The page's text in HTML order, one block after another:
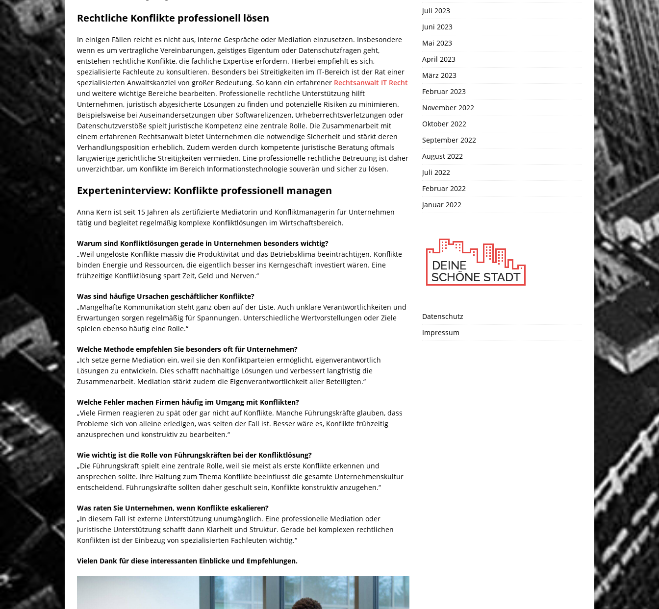
Rechtliche Konflikte professionell lösen
In einigen Fällen reicht es nicht aus, interne Gespräche oder Mediation einzusetzen. Insbesondere
wenn es um vertragliche Vereinbarungen, geistiges Eigentum oder Datenschutzfragen geht,
entstehen rechtliche Konflikte, die fachliche Expertise erfordern. Hierbei empfiehlt es sich,
spezialisierte Fachleute zu konsultieren. Besonders bei Streitigkeiten im IT-Bereich ist der Rat einer
spezialisierten Anwaltskanzlei von großer Bedeutung. So kann ein erfahrener Rechtsanwalt IT Recht
und weitere wichtige Bereiche bearbeiten. Professionelle rechtliche Unterstützung hilft
Unternehmen, juristisch abgesicherte Lösungen zu finden und potenzielle Risiken zu minimieren.
Beispielsweise bei Auseinandersetzungen über Softwarelizenzen, Urheberrechtsverletzungen oder
Datenschutzverstöße spielt juristische Kompetenz eine zentrale Rolle. Die Zusammenarbeit mit
einem erfahrenen Rechtsanwalt bietet Unternehmen die notwendige Sicherheit und stärkt deren
Verhandlungsposition erheblich. Zudem werden durch kompetente juristische Beratung oftmals
langwierige gerichtliche Streitigkeiten vermieden. Eine professionelle rechtliche Betreuung ist daher
unverzichtbar, um Konflikte im Bereich Informationstechnologie souverän und sicher zu lösen.
Experteninterview: Konflikte professionell managen
Anna Kern ist seit 15 Jahren als zertifizierte Mediatorin und Konfliktmanagerin für Unternehmen
tätig und begleitet regelmäßig komplexe Konfliktlösungen im Wirtschaftsbereich.
Warum sind Konfliktlösungen gerade in Unternehmen besonders wichtig?
„Weil ungelöste Konflikte massiv die Produktivität und das Betriebsklima beeinträchtigen. Konflikte
binden Energie und Ressourcen, die eigentlich besser ins Kerngeschäft investiert wären. Eine
frühzeitige Konfliktlösung spart Zeit, Geld und Nerven.“
Was sind häufige Ursachen geschäftlicher Konflikte?
„Mangelhafte Kommunikation steht ganz oben auf der Liste. Auch unklare Verantwortlichkeiten und
Erwartungen sorgen regelmäßig für Spannungen. Unterschiedliche Wertvorstellungen oder Ziele
spielen ebenso häufig eine Rolle.“
Welche Methode empfehlen Sie besonders oft für Unternehmen?
„Ich setze gerne Mediation ein, weil sie den Konfliktparteien ermöglicht, eigenverantwortlich
Lösungen zu entwickeln. Dies schafft nachhaltige Lösungen und verbessert langfristig die
Zusammenarbeit. Mediation stärkt zudem die Eigenverantwortlichkeit aller Beteiligten.“
Welche Fehler machen Firmen häufig im Umgang mit Konflikten?
„Viele Firmen reagieren zu spät oder gar nicht auf Konflikte. Manche Führungskräfte glauben, dass
Probleme sich von alleine erledigen, was selten der Fall ist. Besser wäre es, Konflikte frühzeitig
anzusprechen und konstruktiv zu bearbeiten.“
Wie wichtig ist die Rolle von Führungskräften bei der Konfliktlösung?
„Die Führungskraft spielt eine zentrale Rolle, weil sie meist als erste Konflikte erkennen und
ansprechen sollte. Ihre Haltung zum Thema Konflikte beeinflusst die gesamte Unternehmenskultur
entscheidend. Führungskräfte sollten daher geschult sein, Konflikte konstruktiv anzugehen.“
Was raten Sie Unternehmen, wenn Konflikte eskalieren?
„In diesem Fall ist externe Unterstützung unumgänglich. Eine professionelle Mediation oder
juristische Unterstützung schafft dann Klarheit und Struktur. Gerade bei komplexen rechtlichen
Konflikten ist der Einbezug von spezialisierten Fachleuten wichtig.“
Vielen Dank für diese interessanten Einblicke und Empfehlungen.
Juli 2023
Juni 2023
Mai 2023
April 2023
März 2023
Februar 2023
November 2022
Oktober 2022
September 2022
August 2022
Juli 2022
Februar 2022
Januar 2022
Datenschutz
Impressum